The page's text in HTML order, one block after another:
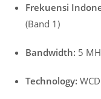
Frekuensi
(Band 1)
Bandwidth: 5
Technology: